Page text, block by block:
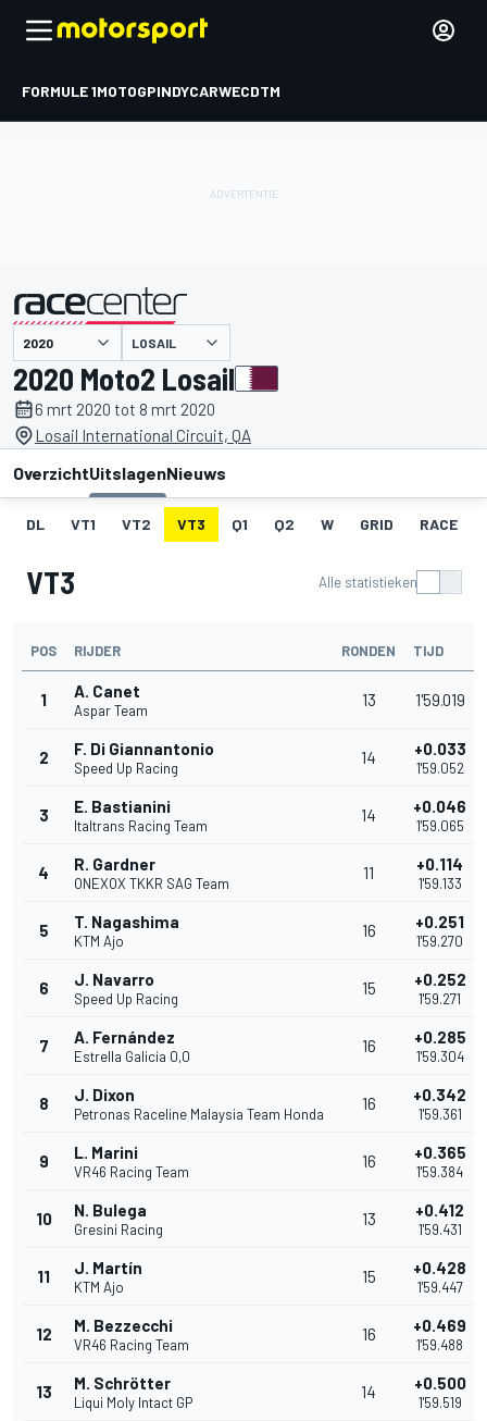
FORMULE 1MOTOGPINDYCARWECDTM
gepresenteerd door LOSAIL
2020 Moto2 Losail
6 mrt 2020 tot 8 mrt 2020
Losail International Circuit, QA
OverzichtUitslagenNieuws
DL VT1 VT2 VT3 Q1 Q2 W GRID RACE
VT3 Alle statistieken
POS RIJDER RONDEN TIJD
1 A. Canet
Aspar Team
13 1'59.019
2 F. Di Giannantonio
Speed Up Racing
14 +0.033
1'59.052
3 E. Bastianini
Italtrans Racing Team
14 +0.046
1'59.065
4 R. Gardner
ONEXOX TKKR SAG Team
11 +0.114
1'59.133
5 T. Nagashima
KTM Ajo
16 +0.251
1'59.270
6 J. Navarro
Speed Up Racing
15 +0.252
1'59.271
7 A. Fernández
Estrella Galicia 0,0
16 +0.285
1'59.304
8 J. Dixon
Petronas Raceline Malaysia Team Honda
16 +0.342
1'59.361
9 L. Marini
VR46 Racing Team
16 +0.365
1'59.384
10 N. Bulega
Gresini Racing
13 +0.412
1'59.431
11 J. Martín
KTM Ajo
15 +0.428
1'59.447
12 M. Bezzecchi
VR46 Racing Team
16 +0.469
1'59.488
13 M. Schrötter
Liqui Moly Intact GP
14 +0.500
1'59.519